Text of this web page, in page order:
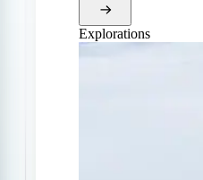
Explorations